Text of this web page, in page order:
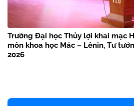
Trường Đại học Thủy lợi khai mạc
môn khoa học Mác – Lênin, Tư
2026